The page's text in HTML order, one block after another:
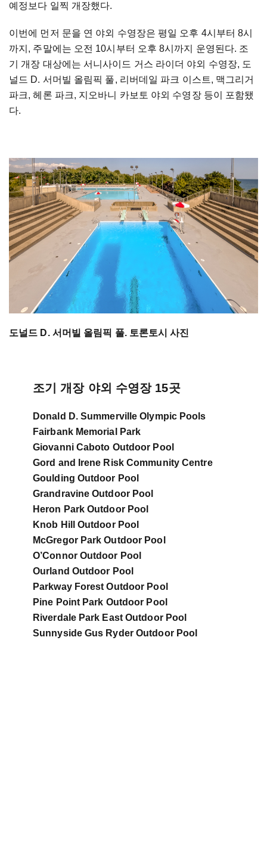
예정보다 일찍 개장했다.
이번에 먼저 문을 연 야외 수영장은 평일 오후 4시부터 8시
까지, 주말에는 오전 10시부터 오후 8시까지 운영된다. 조
기 개장 대상에는 서니사이드 거스 라이더 야외 수영장, 도
널드 D. 서머빌 올림픽 풀, 리버데일 파크 이스트, 맥그리거
파크, 헤론 파크, 지오바니 카보토 야외 수영장 등이 포함됐
다.
도널드 D. 서머빌 올림픽 풀. 토론토시 사진
조기 개장 야외 수영장 15곳
Donald D. Summerville Olympic Pools
Fairbank Memorial Park
Giovanni Caboto Outdoor Pool
Gord and Irene Risk Community Centre
Goulding Outdoor Pool
Grandravine Outdoor Pool
Heron Park Outdoor Pool
Knob Hill Outdoor Pool
McGregor Park Outdoor Pool
O’Connor Outdoor Pool
Ourland Outdoor Pool
Parkway Forest Outdoor Pool
Pine Point Park Outdoor Pool
Riverdale Park East Outdoor Pool
Sunnyside Gus Ryder Outdoor Pool